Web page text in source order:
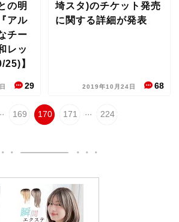
の明
アル
チー
レッ
25)】
29
埼スタ)のチケット発売
に関する詳細が発表
2019年10月24日 68
169 170 171 ... 224